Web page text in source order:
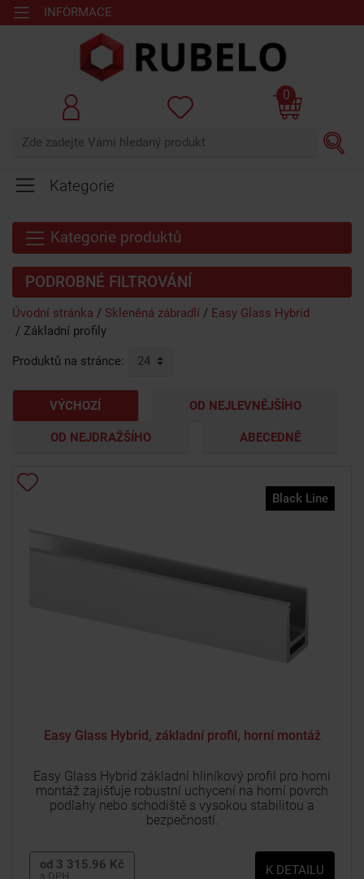
INFORMACE
0
Kategorie
Kategorie produktů
PODROBNÉ FILTROVÁNÍ
Úvodní stránka Skleněná zábradlí
Easy Glass Hybrid
Základní profily
Produktů na stránce:
VÝCHOZÍ OD NEJLEVNĚJŠÍHO
OD NEJDRAŽŠÍHO ABECEDNĚ
Black Line
Easy Glass Hybrid, základní profil, horní montáž
Easy Glass Hybrid základní hliníkový profil pro horní
montáž zajišťuje robustní uchycení na horní povrch
podlahy nebo schodiště s vysokou stabilitou a
bezpečností.
od 3 315.96 Kč
s DPH K DETAILU